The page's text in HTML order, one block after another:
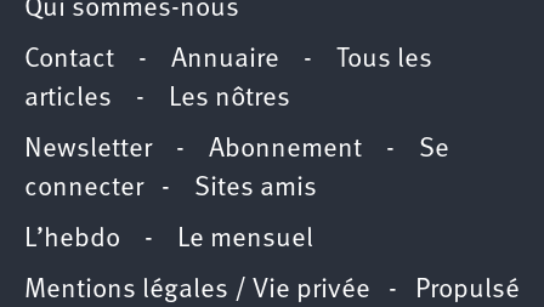
Qui sommes-nous
Contact - Annuaire -
Tous les
articles - Les nôtres
Newsletter- Abonnement - Se
connecter- Sites amis
L’hebdo - Le mensuel
Mentions légales / Vie privée - Propulsé